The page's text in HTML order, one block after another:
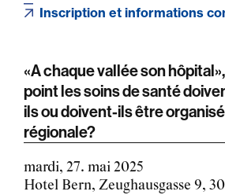
Inscription et informations
«A chaque vallée son
point les soins de santé
ils ou doivent-ils être
régionale?
mardi, 27. mai 2025
Hotel Bern, Zeughausgasse 9,